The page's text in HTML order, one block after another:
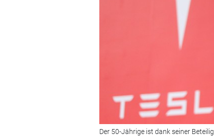
Der 50-Jährige ist dank seiner